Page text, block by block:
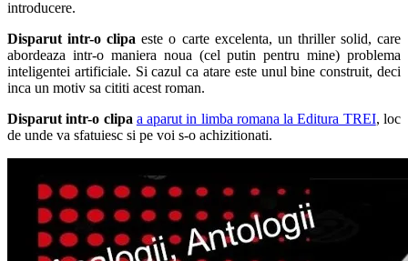
introducere.
Disparut intr-o clipa este o carte excelenta, un thriller solid, care
abordeaza intr-o maniera noua (cel putin pentru mine) problema
inteligentei artificiale. Si cazul ca atare este unul bine construit, deci
inca un motiv sa cititi acest roman.
Disparut intr-o clipa a aparut in limba romana la Editura TREI, loc
de unde va sfatuiesc si pe voi s-o achizitionati.